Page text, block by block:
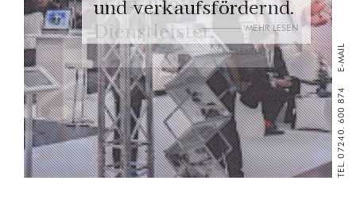
und verkaufsfördernd.
MEHR LESEN
TEL. 07240. 600 874
E-MAIL